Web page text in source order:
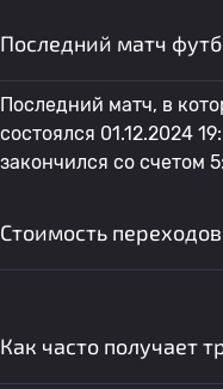
Последний матч
Последний матч, в
состоялся 01.12.2024
закончился со счетом
Стоимость
Как часто получает